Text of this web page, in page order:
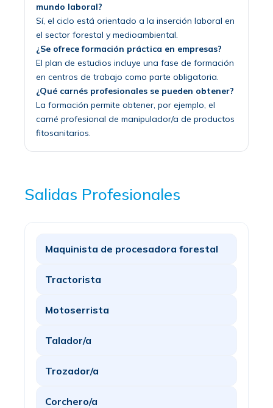
mundo laboral?
Sí, el ciclo está orientado a la inserción laboral en
el sector forestal y medioambiental.
¿Se ofrece formación práctica en empresas?
El plan de estudios incluye una fase de formación
en centros de trabajo como parte obligatoria.
¿Qué carnés profesionales se pueden obtener?
La formación permite obtener, por ejemplo, el
carné profesional de manipulador/a de productos
fitosanitarios.
Salidas Profesionales
Maquinista de procesadora forestal
Tractorista
Motoserrista
Talador/a
Trozador/a
Corchero/a